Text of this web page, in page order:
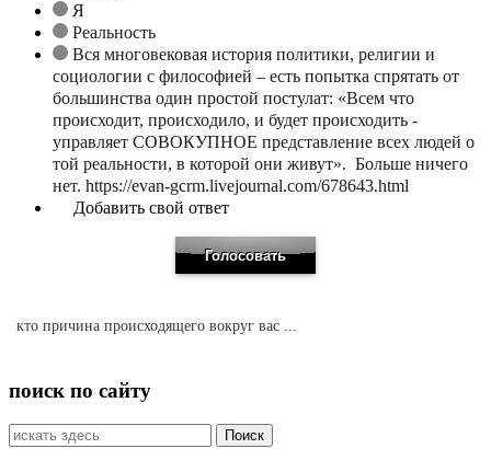
Я
Реальность
Вся многовековая история политики, религии и
социологии с философией – есть попытка спрятать от
большинства один простой постулат: «Всем что
происходит, происходило, и будет происходить -
управляет СОВОКУПНОЕ представление всех людей о
той реальности, в которой они живут». Больше ничего
нет. https://evan-gcrm.livejournal.com/678643.html
Добавить свой ответ
кто причина происходящего вокруг вас ...
поиск по сайту
Искать: